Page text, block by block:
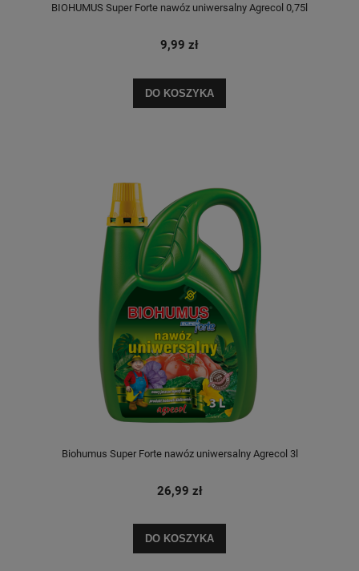
BIOHUMUS Super Forte nawóz uniwersalny Agrecol 0,75l
9,99 zł
DO KOSZYKA
Biohumus Super Forte nawóz uniwersalny Agrecol 3l
26,99 zł
DO KOSZYKA